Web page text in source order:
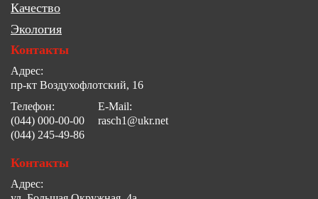
Качество
Экология
Контакты
Адрес:
пр-кт Воздухофлотский, 16
Телефон:
(044) 000-00-00
(044) 245-49-86
E-Mail:
rasch1@ukr.net
Контакты
Адрес: